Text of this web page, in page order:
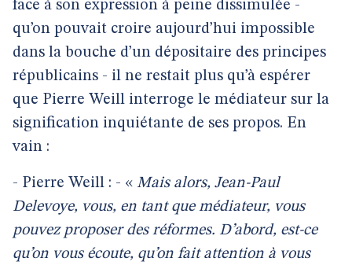
face à son expression à peine dissimulée -
qu’on pouvait croire aujourd’hui impossible
dans la bouche d’un dépositaire des principes
républicains - il ne restait plus qu’à espérer
que Pierre Weill interroge le médiateur sur la
signification inquiétante de ses propos. En
vain :
- Pierre Weill : - « Mais alors, Jean-Paul
Delevoye, vous, en tant que médiateur, vous
pouvez proposer des réformes. D’abord, est-ce
qu’on vous écoute, qu’on fait attention à vous